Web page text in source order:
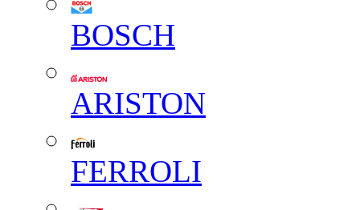
BOSCH
ARISTON
FERROLI